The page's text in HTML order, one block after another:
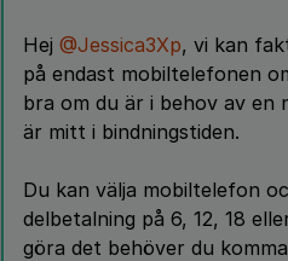
Hej @Jessica3Xp, vi kan
på endast mobiltelefonen
bra om du är i behov av en
är mitt i bindningstiden.
Du kan välja mobiltelefon
delbetalning på 6, 12, 18
göra det behöver du